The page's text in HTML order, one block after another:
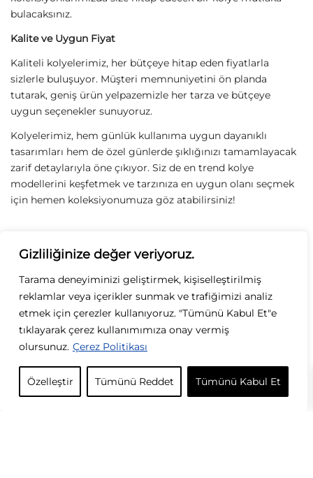
Gizliliğinize değer veriyoruz.
Tarama deneyiminizi geliştirmek, kişiselleştirilmiş
reklamlar veya içerikler sunmak ve trafiğimizi analiz
etmek için çerezler kullanıyoruz. "Tümünü Kabul Et"e
tıklayarak çerez kullanımımıza onay vermiş
olursunuz. Çerez Politikası
Özelleştir Tümünü Reddet Tümünü Kabul Et
Sirius Moda
Çelik Küp Nazar Kolye
329,00 TL
Sirius Moda
45 cm İnce Çelik Arpa Kolye
Sirius Moda
349,00 TL 329,00TL